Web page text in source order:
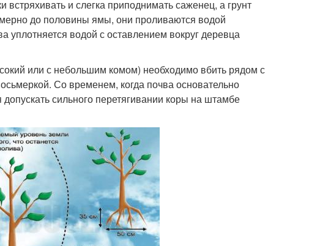
и слегка приподнимать саженец, а грунт
до половины ямы, они проливаются водой
водой с оставлением вокруг деревца
или с небольшим комом) необходимо вбить рядом с
Со временем, когда почва основательно
сильного перетягивании коры на штамбе